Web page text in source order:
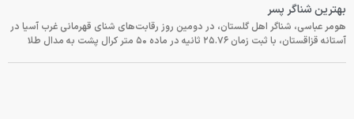
بهترین شناگر پسر
هومر عباسی، شناگر اهل گلستان، در دومین روز رقابت‌های شنای قهرمانی غرب آسیا در
آستانه قزاقستان، با ثبت زمان ۲۵.۷۶ ثانیه در ماده ۵۰ متر کرال پشت به مدال طلا